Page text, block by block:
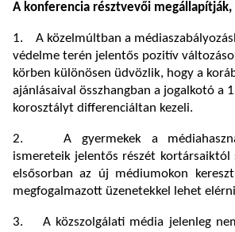
A konferencia résztvevői megállapítják,
1. A közelmúltban a
védelme terén jelentős pozitív
körben különösen üdvözlik, hogy a
ajánlásaival összhangban a jogalkotó a
korosztályt differenciáltan kezeli.
2. A gyermekek a
ismereteik jelentős részét kortársaiktól
elsősorban az új médiumokon
megfogalmazott üzenetekkel lehet
3. A közszolgálati média jelenleg